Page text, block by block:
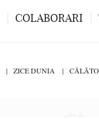
COLABORARI
ZICE DUNIA